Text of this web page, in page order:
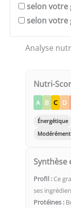
selon votre
selon votre
Analyse
Nutri-
A B C D
Énergétique
Synthèse
Profil : Ce
ses
Protéines :